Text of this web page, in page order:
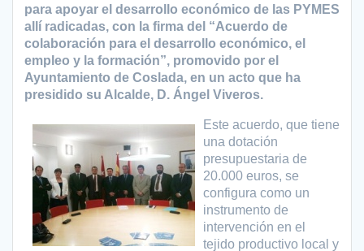
para apoyar el desarrollo económico de las PYMES
allí radicadas, con la firma del “Acuerdo de
colaboración para el desarrollo económico, el
empleo y la formación”, promovido por el
Ayuntamiento de Coslada, en un acto que ha
presidido su Alcalde, D. Ángel Viveros.
Este acuerdo, que tiene
una dotación
presupuestaria de
20.000 euros, se
configura como un
instrumento de
intervención en el
tejido productivo local y